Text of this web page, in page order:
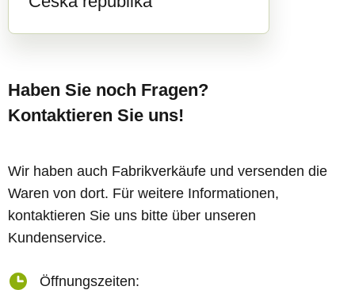
Haben Sie noch Fragen?
Kontaktieren Sie uns!
Wir haben auch Fabrikverkäufe und versenden die
Waren von dort. Für weitere Informationen,
kontaktieren Sie uns bitte über unseren
Kundenservice.
Öffnungszeiten: